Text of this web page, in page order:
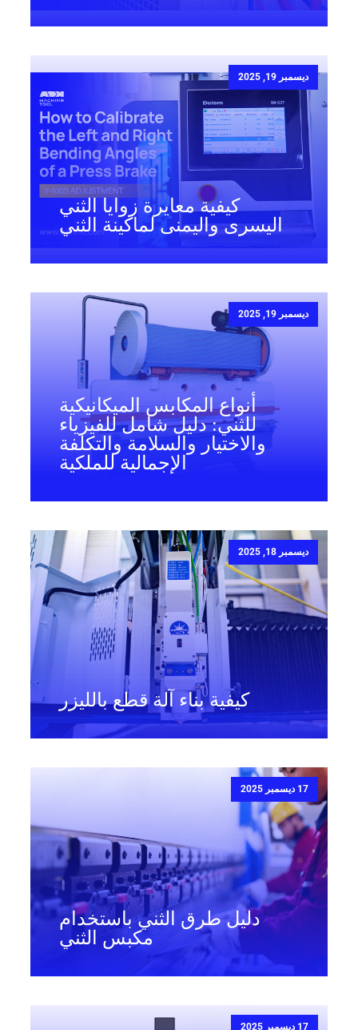
ديسمبر 19, 2025
كيفية معايرة زوايا الثني
اليسرى واليمنى لماكينة الثني
ديسمبر 19, 2025
أنواع المكابس الميكانيكية
للثني: دليل شامل للفيزياء
والاختيار والسلامة والتكلفة
الإجمالية للملكية
ديسمبر 18, 2025
كيفية بناء آلة قطع بالليزر
17 ديسمبر 2025
دليل طرق الثني باستخدام
مكبس الثني
17 ديسمبر 2025